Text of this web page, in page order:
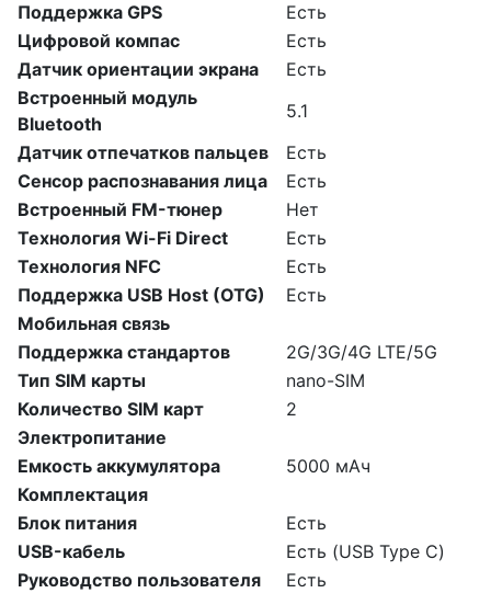
Поддержка GPS
Есть
Цифровой компас
Есть
Датчик ориентации экрана
Есть
Встроенный модуль
Bluetooth
5.1
Датчик отпечатков пальцев
Есть
Сенсор распознавания лица
Есть
Встроенный FM-тюнер
Нет
Технология Wi-Fi Direct
Есть
Технология NFC
Есть
Поддержка USB Host (OTG)
Есть
Мобильная связь
Поддержка стандартов
2G/3G/4G LTE/5G
Тип SIM карты
nano-SIM
Количество SIM карт
2
Электропитание
Емкость аккумулятора
5000 мАч
Комплектация
Блок питания
Есть
USB-кабель
Есть (USB Type C)
Руководство пользователя
Есть